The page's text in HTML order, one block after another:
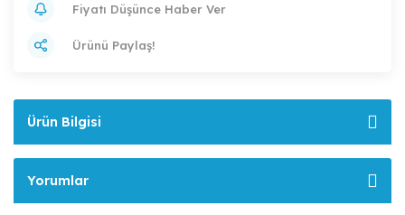
Fiyatı Düşünce Haber Ver
Ürünü Paylaş!
Ürün Bilgisi
Yorumlar